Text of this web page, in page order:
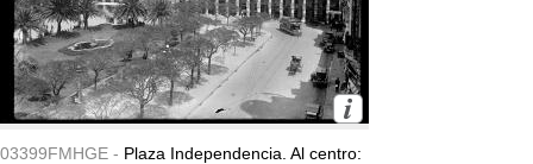
03399FMHGE - Plaza Independencia. Al centro: